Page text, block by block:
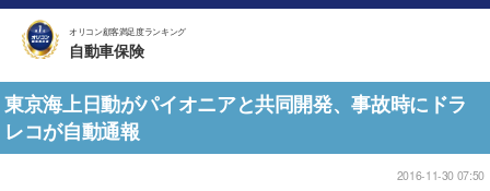
オリコン顧客満足度ランキング
自動車保険
東京海上日動がパイオニアと共同開発、事故時にドラ
レコが自動通報
2016-11-30 07:50